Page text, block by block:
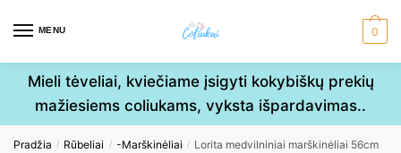
MENU 0
Mieli tėveliai, kviečiame įsigyti kokybiškų prekių
mažiesiems coliukams, vyksta išpardavimas..
Pradžia / Rūbeliai / -Marškinėliai / Lorita medvilniniai marškinėliai 56cm